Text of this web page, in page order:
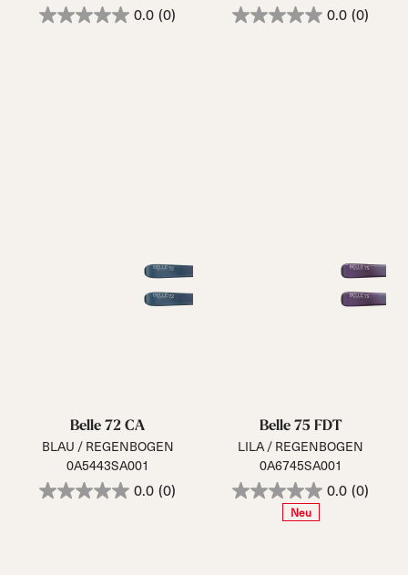
0.0 (0) 0.0 (0)
Belle 72 CA
BLAU / REGENBOGEN
0A5443SA001
0.0 (0)
Belle 75 FDT
LILA / REGENBOGEN
0A6745SA001
0.0 (0)
Neu